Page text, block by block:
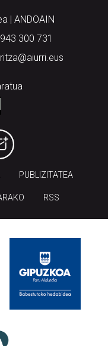
| ANDOAIN
300 731
PUBLIZITATEA
RSS